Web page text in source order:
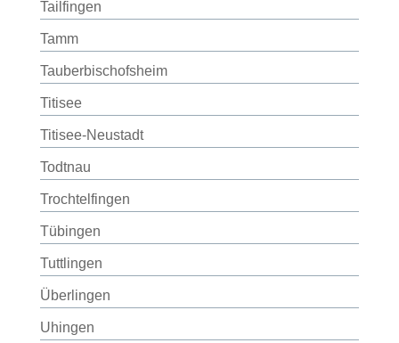
Tailfingen
Tamm
Tauberbischofsheim
Titisee
Titisee-Neustadt
Todtnau
Trochtelfingen
Tübingen
Tuttlingen
Überlingen
Uhingen